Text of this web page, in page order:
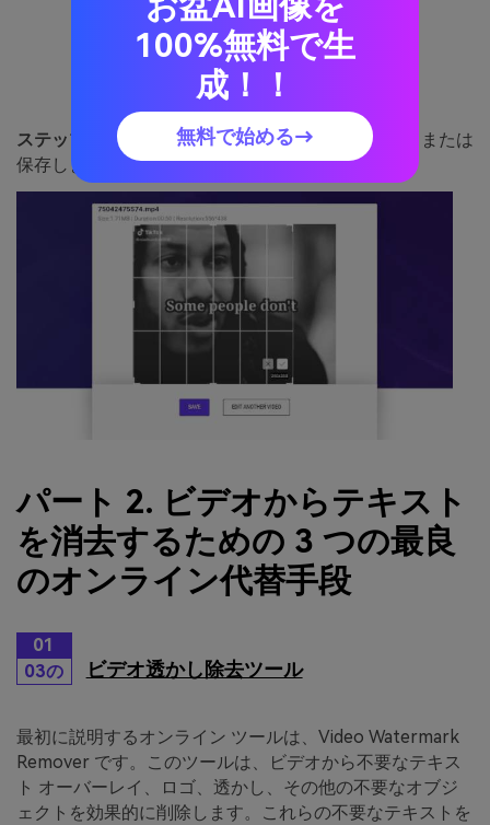
ステップ 3:
トリミングされたビデオをダウンロードまたは
保存します。
パート 2. ビデオからテキスト
を消去するための 3 つの最良
のオンライン代替手段
01
03の
ビデオ透かし除去ツール
最初に説明するオンライン ツールは、Video Watermark
Remover です。このツールは、ビデオから不要なテキス
ト オーバーレイ、ロゴ、透かし、その他の不要なオブジ
ェクトを効果的に削除します。これらの不要なテキストを
100%無料で生
成！！
無料で始める→